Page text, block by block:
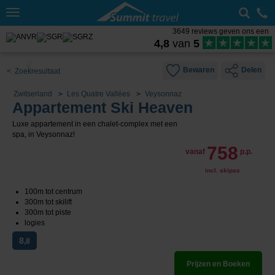
Toggle
3649 reviews geven ons een
4,8 van 5
< Zoekresultaat Bewaren Delen
Zwitserland Les Quatre Vallées Veysonnaz
Appartement Ski Heaven
Luxe appartement in een chalet-complex met een
spa, in Veysonnaz!
vanaf 758 p.p.
incl. skipas
100m tot centrum
300m tot skilift
300m tot piste
logies
8,8
Prijzen en Boeken